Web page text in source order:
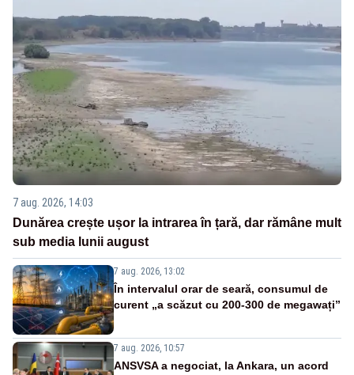
7 aug. 2026, 14:03
Dunărea crește ușor la intrarea în țară, dar rămâne mult
sub media lunii august
7 aug. 2026, 13:02
În intervalul orar de seară, consumul de
curent „a scăzut cu 200-300 de megawați”
7 aug. 2026, 10:57
ANSVSA a negociat, la Ankara, un acord